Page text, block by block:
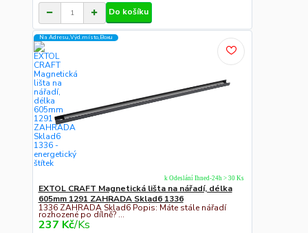
Do košíku
Na Adresu,Výd.místo,Boxu
EXTOL CRAFT Magnetická lišta na nářadí, délka
605mm 1291 ZAHRADA Sklad6 1336
1336 ZAHRADA Sklad6 Popis: Máte stále nářadí
rozhozené po dílně? ...
237 Kč/Ks
k Odeslání Ihned-24h > 30 Ks